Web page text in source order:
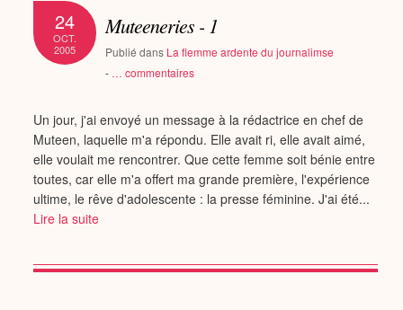
24
OCT.
2005
Muteeneries - 1
Publié dans La flemme ardente du journalimse
- … commentaires
Un jour, j'ai envoyé un message à la rédactrice en chef de
Muteen, laquelle m'a répondu. Elle avait ri, elle avait aimé,
elle voulait me rencontrer. Que cette femme soit bénie entre
toutes, car elle m'a offert ma grande première, l'expérience
ultime, le rêve d'adolescente : la presse féminine. J'ai été...
Lire la suite